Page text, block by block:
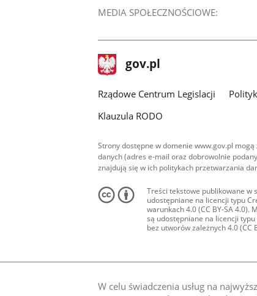
W celu świadczenia usług na
MEDIA SPOŁECZNOŚCIOWE:
stopka
gov.pl Strona
gov.pl
Rządowe Centrum Legislacji
Klauzula RODO
Strony dostępne w domenie www.gov.pl
danych (adres e-mail oraz dobrowolnie
znajdują się w ich politykach przetwarzania
Treści tekstowe publikowane w
udostępniane na licencji typu
warunkach 4.0 (CC BY-SA 4.0).
są udostępniane na licencji
bez utworów zależnych 4.0 (CC